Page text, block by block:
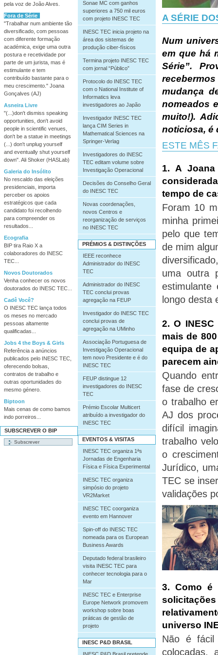
pela voz de João Alves.
Fora de Série
"Trabalhar num ambiente tão
diversificado, com pessoas
com diferente formação
académica, exige uma outra
postura e recetividade por
parte de um jurista, mas é
estimulante e tem
contribuído bastante para o
meu crescimento." Joana
Gonçalves (AJ)
Asneira Livre
"(...)don't dismiss speaking
opportunities, don't avoid
people in scientific venues,
don't be a statue in meetings
(...) don't unplug yourself
and eventually shut yourself
down". Ali Shoker (HASLab)
Galeria do Insólito
No rescaldo das eleições
presidenciais, importa
perceber os apoios
estratégicos que cada
candidato foi recolhendo
para compreender os
resultados...
Ecografia
BIP tira Raio X a
colaboradores do INESC
TEC...
Novos Doutorados
Venha conhecer os novos
doutorados do INESC TEC...
Cadê Você?
O INESC TEC lança todos
os meses no mercado
pessoas altamente
qualificadas...
Jobs 4 the Boys & Girls
Referência a anúncios
publicados pelo INESC TEC,
oferecendo bolsas,
contratos de trabalho e
outras oportunidades do
mesmo género.
Biptoon
Mais cenas de como bamos
indo porreiros...
SUBSCREVER O BIP
Sonae MC com ganhos
superiores a 750 mil euros
com projeto INESC TEC
INESC TEC inicia projeto na
área dos sistemas de
produção ciber-físicos
Termina projeto INESC TEC
com jornal “Público”
Protocolo do INESC TEC
com o National Institute of
Informatics leva
investigadores ao Japão
Investigador INESC TEC
lança CIM Series in
Mathematical Sciences na
Springer-Verlag
Investigadores do INESC
TEC editam volume sobre
Investigação Operacional
Decisões do Conselho Geral
do INESC TEC
Novas coordenações,
novos Centros e
reorganização de serviços
no INESC TEC
PRÉMIOS & DISTINÇÕES
IEEE reconhece
Administrador do INESC
TEC
Administrador do INESC
TEC conclui provas
agregação na FEUP
Investigador do INESC TEC
conclui provas de
agregação na UMinho
Associação Portuguesa de
Investigação Operacional
tem novo Presidente e é do
INESC TEC
FEUP distingue 12
investigadores do INESC
TEC
Prémio Escolar Multicert
atribuído a investigador do
INESC TEC
EVENTOS & VISITAS
INESC TEC organiza 1ªs
Jornadas de Engenharia
Física e Física Experimental
INESC TEC organiza
simpósio do projeto
VR2Market
INESC TEC coorganiza
evento em Hannover
Spin-off do INESC TEC
nomeada para os European
Business Awards
Deputado federal brasileiro
visita INESC TEC para
conhecer tecnologia para o
Mar
INESC TEC e Enterprise
Europe Network promovem
workshop sobre boas
práticas de gestão de
projeto
INESC P&D BRASIL
A SÉRIE
Num
em que há
Série”.
mudança
nomeados
muito!).
noticiosa, é
ESTE MÊS
1. A
tempo de
Foram 10
minha
pelo que
de mim
uma outra
longo desta
2.O
mais de
equipa de
parecem
Quando
fase de
o trabalho
AJ dos
difícil
trabalho
o
Jurídico,
TEC se
validações
3. Como é
universo
Não é
colocadas,